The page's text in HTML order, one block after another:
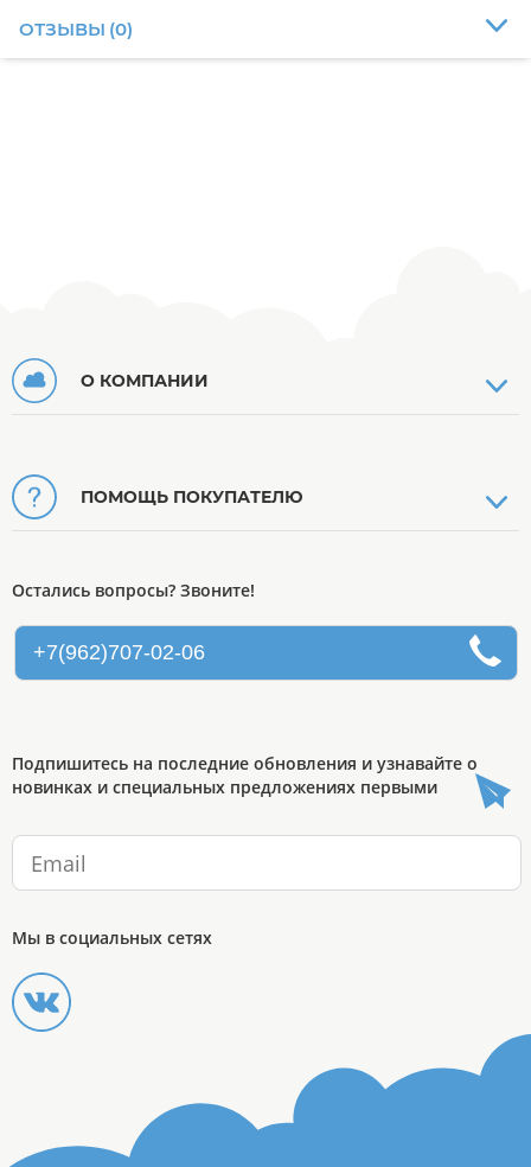
ОТЗЫВЫ (0)
О КОМПАНИИ
ПОМОЩЬ ПОКУПАТЕЛЮ
Остались вопросы? Звоните!
+7(962)707-02-06
Подпишитесь на последние обновления и узнавайте о
новинках и специальных предложениях первыми
Мы в социальных сетях